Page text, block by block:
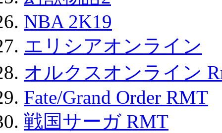
NBA 2K19
エリシアオンライン
オルクスオンライン
Fate/Grand Order RMT
戦国サーガ RMT